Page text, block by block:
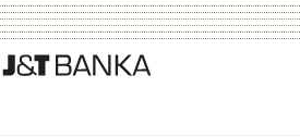
COLT CZ: TRŽBY A EBITDA ZA